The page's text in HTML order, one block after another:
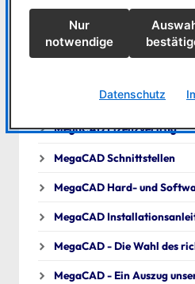
Weitere Dokumente
MegaCAD Lizenzvertrag
MegaCAD Schnittstellen
MegaCAD Hard- und
MegaCAD
MegaCAD - Die Wahl des
MegaCAD - Ein Auszug
Nur
notwendige
Datenschutz